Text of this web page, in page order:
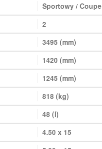
Sportowy / Coupe
2
3495 (mm)
1420 (mm)
1245 (mm)
818 (kg)
48 (l)
4.50 x 15